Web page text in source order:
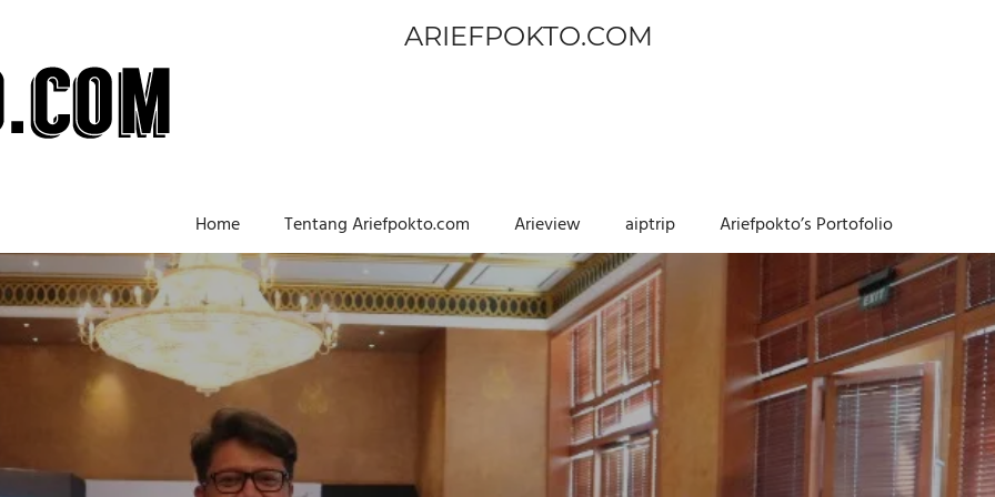
ARIEFPOKTO.COM
Home Tentang Ariefpokto.com Arieview aiptrip Ariefpokto’s Portofolio